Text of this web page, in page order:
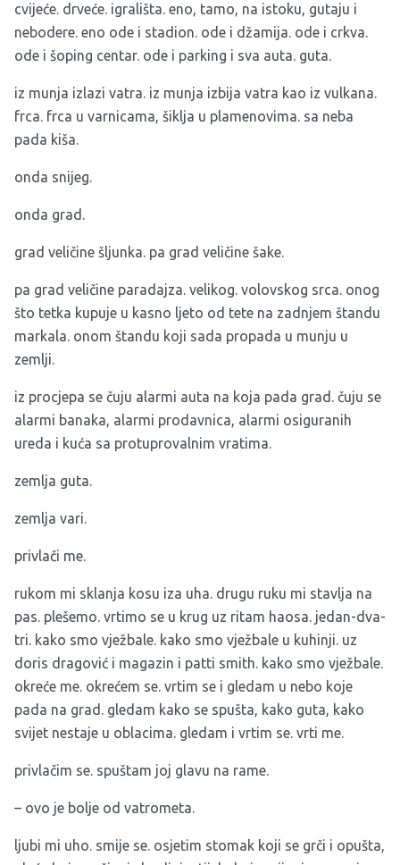
cvijeće. drveće. igrališta. eno, tamo, na istoku, gutaju i
nebodere. eno ode i stadion. ode i džamija. ode i crkva.
ode i šoping centar. ode i parking i sva auta. guta.
iz munja izlazi vatra. iz munja izbija vatra kao iz vulkana.
frca. frca u varnicama, šiklja u plamenovima. sa neba
pada kiša.
onda snijeg.
onda grad.
grad veličine šljunka. pa grad veličine šake.
pa grad veličine paradajza. velikog. volovskog srca. onog
što tetka kupuje u kasno ljeto od tete na zadnjem štandu
markala. onom štandu koji sada propada u munju u
zemlji.
iz procjepa se čuju alarmi auta na koja pada grad. čuju se
alarmi banaka, alarmi prodavnica, alarmi osiguranih
ureda i kuća sa protuprovalnim vratima.
zemlja guta.
zemlja vari.
privlači me.
rukom mi sklanja kosu iza uha. drugu ruku mi stavlja na
pas. plešemo. vrtimo se u krug uz ritam haosa. jedan-dva-
tri. kako smo vježbale. kako smo vježbale u kuhinji. uz
doris dragović i magazin i patti smith. kako smo vježbale.
okreće me. okrećem se. vrtim se i gledam u nebo koje
pada na grad. gledam kako se spušta, kako guta, kako
svijet nestaje u oblacima. gledam i vrtim se. vrti me.
privlačim se. spuštam joj glavu na rame.
– ovo je bolje od vatrometa.
ljubi mi uho. smije se. osjetim stomak koji se grči i opušta,